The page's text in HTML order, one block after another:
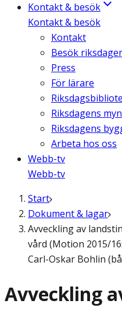
Kontakt & besök
Kontakt & besök
Kontakt
Besök
Press
För lärare
Riksdagens
Riksdagens
Arbeta hos oss
Webb-tv
Webb-tv
Start
Dokument & lagar
Avveckling av
vård (Motion 2015/
Carl-Oskar Bohlin
Avveckling